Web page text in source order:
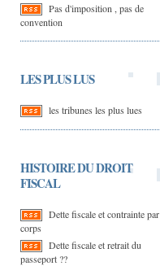
Pas d'imposition , pas de
convention
LES PLUS LUS
les tribunes les plus lues
HISTOIRE DU DROIT
FISCAL
Dette fiscale et contrainte par
corps
Dette fiscale et retrait du
passeport ??